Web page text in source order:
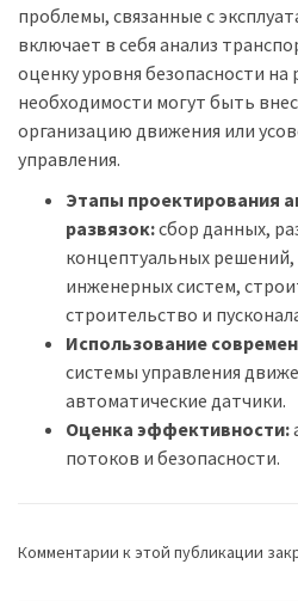
проблемы, связанные с
включает в себя анализ
оценку уровня безопасности на
необходимости могут быть
организацию движения или
управления.
Этапы проектирования
развязок:сбор данных,
концептуальных
инженерных систем,
строительство и
Использование
системы управления
автоматические датчики.
Оценка эффективности:
потоков и безопасности.
Комментарии к этой публикации